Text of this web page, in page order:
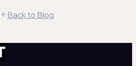
Back to Blog